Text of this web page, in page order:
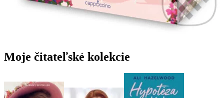
Moje čitateľské kolekcie